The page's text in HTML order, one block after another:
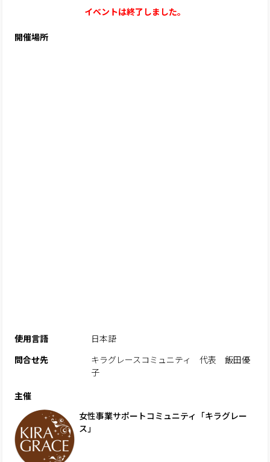
イベントは終了しました。
開催場所
使用言語
日本語
問合せ先
キラグレースコミュニティ 代表 飯田優
子
主催
女性事業サポートコミュニティ「キラグレー
ス」